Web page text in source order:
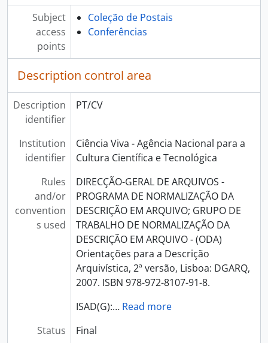
Subject
access
points
Coleção de Postais
Conferências
Description control area
Description
identifier
PT/CV
Institution
identifier
Ciência Viva - Agência Nacional para a
Cultura Científica e Tecnológica
Rules
and/or
convention
s used
DIRECÇÃO-GERAL DE ARQUIVOS -
PROGRAMA DE NORMALIZAÇÃO DA
DESCRIÇÃO EM ARQUIVO; GRUPO DE
TRABALHO DE NORMALIZAÇÃO DA
DESCRIÇÃO EM ARQUIVO - (ODA)
Orientações para a Descrição
Arquivística, 2ª versão, Lisboa: DGARQ,
2007. ISBN 978-972-8107-91-8.
ISAD(G):… Read more
Status
Final